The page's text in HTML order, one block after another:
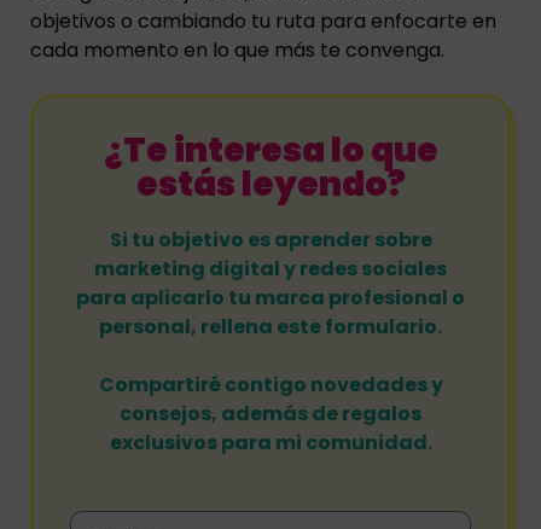
objetivos o cambiando tu ruta para enfocarte en
cada momento en lo que más te convenga.
¿Te interesa lo que
estás leyendo?
Si tu objetivo es aprender sobre
marketing digital y redes sociales
para aplicarlo tu marca profesional o
personal, rellena este formulario.
Compartiré contigo novedades y
consejos, además de regalos
exclusivos para mi comunidad.